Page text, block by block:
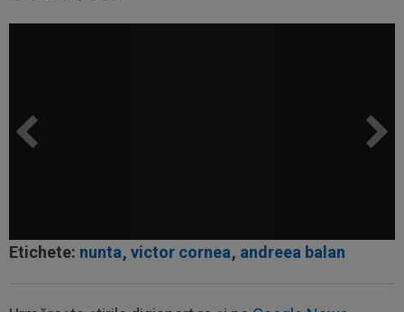
Etichete: nunta, victor cornea, andreea balan